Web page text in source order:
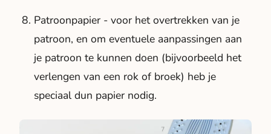
Patroonpapier - voor het overtrekken van je
patroon, en om eventuele aanpassingen aan
je patroon te kunnen doen (bijvoorbeeld het
verlengen van een rok of broek) heb je
speciaal dun papier nodig.